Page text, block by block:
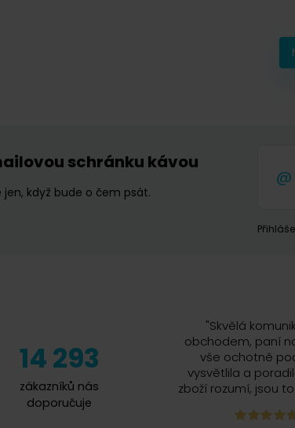
schránku kávou
když bude o čem psát.
14 293
zákazníků nás
doporučuje
"Skvělá
obchodem, paní
vše ochotně
vysvětlila a
zboží rozumí, jsou